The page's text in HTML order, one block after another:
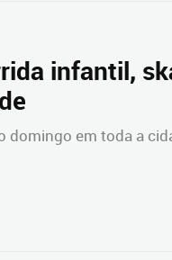
infantil,
domingo em toda a